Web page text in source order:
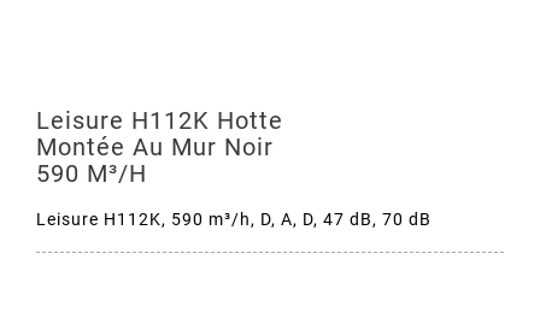
Leisure H112K Hotte
Montée Au Mur Noir
590 M³/h
Leisure H112K, 590 m³/h, D, A, D, 47 dB, 70 dB